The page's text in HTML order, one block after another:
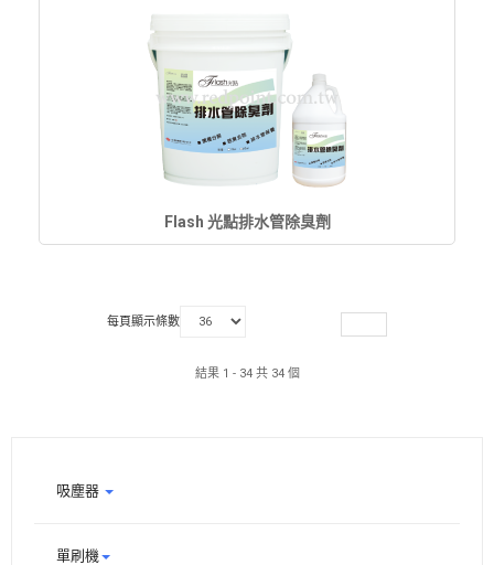
Flash 光點排水管除臭劑
每頁顯示條數
結果 1 - 34 共 34 個
吸塵器
單刷機